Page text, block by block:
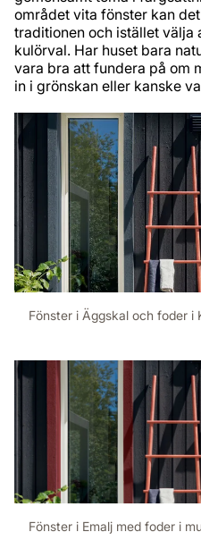
området vita fönster kan
traditionen och istället välja
kulörval. Har huset bara
vara bra att fundera på om
in i grönskan eller kanske
Fönster i Äggskal och foder i
Fönster i Emalj med foder i